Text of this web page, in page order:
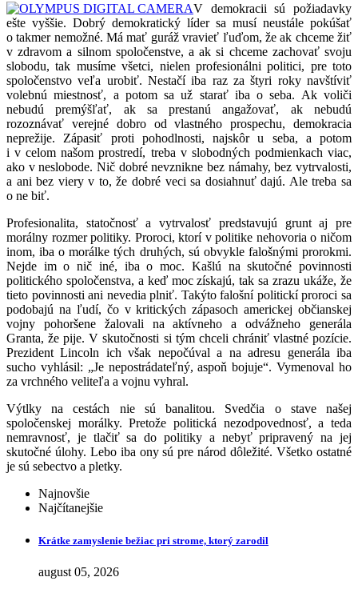
V demokracii sú požiadavky
ešte vyššie. Dobrý demokratický líder sa musí neustále pokúšať
o takmer nemožné. Má mať guráž vravieť ľuďom, že ak chceme žiť
v zdravom a silnom spoločenstve, a ak si chceme zachovať svoju
slobodu, tak musíme všetci, nielen profesionálni politici, pre toto
spoločenstvo veľa urobiť. Nestačí iba raz za štyri roky navštíviť
volebnú miestnosť, a potom sa už starať iba o seba. Ak voliči
nebudú premýšľať, ak sa prestanú angažovať, ak nebudú
rozoznávať verejné dobro od vlastného prospechu, demokracia
neprežije. Zápasiť proti pohodlnosti, najskôr u seba, a potom
i v celom našom prostredí, treba v slobodných podmienkach viac,
ako v neslobode. Nič dobré nevznikne bez námahy, bez vytrvalosti,
a ani bez viery v to, že dobré veci sa dosiahnuť dajú. Ale treba sa
o ne biť.
Profesionalita, statočnosť a vytrvalosť predstavujú grunt aj pre
morálny rozmer politiky. Proroci, ktorí v politike nehovoria o ničom
inom, iba o morálke tých druhých, sú obvykle falošnými prorokmi.
Nejde im o nič iné, iba o moc. Kašlú na skutočné povinnosti
politického spoločenstva, a keď moc získajú, tak sa zrazu ukáže, že
tieto povinnosti ani nevedia plniť. Takýto falošní politickí proroci sa
podobajú na ľudí, čo v kritických zápasoch americkej občianskej
vojny pohoršene žalovali na aktívneho a odvážneho generála
Granta, že pije. V skutočnosti si tým chceli chrániť vlastné pozície.
Prezident Lincoln ich však nepočúval a na adresu generála iba
sucho vyhlásil: „Je nepostrádateľný, aspoň bojuje“. Vymenoval ho
za vrchného veliteľa a vojnu vyhral.
Výtlky na cestách nie sú banalitou. Svedčia o stave našej
spoločenskej morálky. Pretože politická nezodpovednosť, a teda
nemravnosť, je tlačiť sa do politiky a nebyť pripravený na jej
skutočné úlohy. Lebo iba ony sú pre národ dôležité. Všetko ostatné
je sú sebectvo a pletky.
Najnovšie
Najčítanejšie
Krátke zamyslenie bežiac pri strome, ktorý zarodil
august 05, 2026